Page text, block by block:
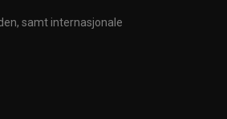
samt internasjonale